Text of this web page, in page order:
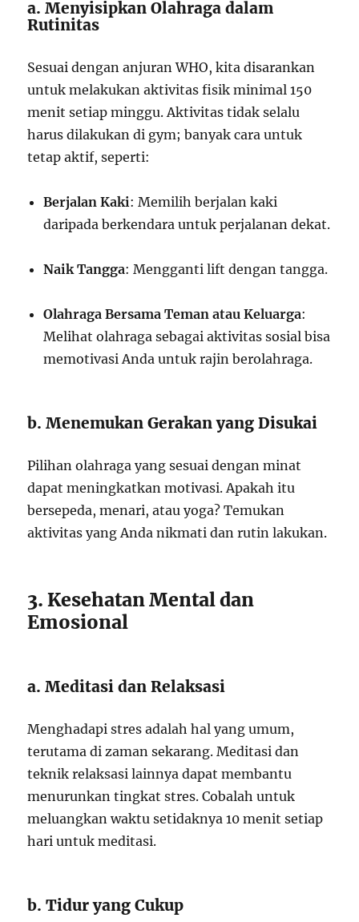
a. Menyisipkan Olahraga dalam
Rutinitas
Sesuai dengan anjuran WHO, kita disarankan
untuk melakukan aktivitas fisik minimal 150
menit setiap minggu. Aktivitas tidak selalu
harus dilakukan di gym; banyak cara untuk
tetap aktif, seperti:
Berjalan Kaki: Memilih berjalan kaki
daripada berkendara untuk perjalanan dekat.
Naik Tangga: Mengganti lift dengan tangga.
Olahraga Bersama Teman atau Keluarga:
Melihat olahraga sebagai aktivitas sosial bisa
memotivasi Anda untuk rajin berolahraga.
b. Menemukan Gerakan yang Disukai
Pilihan olahraga yang sesuai dengan minat
dapat meningkatkan motivasi. Apakah itu
bersepeda, menari, atau yoga? Temukan
aktivitas yang Anda nikmati dan rutin lakukan.
3. Kesehatan Mental dan
Emosional
a. Meditasi dan Relaksasi
Menghadapi stres adalah hal yang umum,
terutama di zaman sekarang. Meditasi dan
teknik relaksasi lainnya dapat membantu
menurunkan tingkat stres. Cobalah untuk
meluangkan waktu setidaknya 10 menit setiap
hari untuk meditasi.
b. Tidur yang Cukup